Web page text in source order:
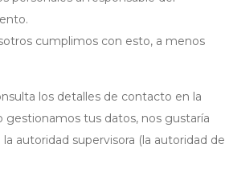
cumplimos con esto, a menos
los detalles de contacto en la
gestionamos tus datos, nos gustaría
autoridad supervisora (la autoridad de